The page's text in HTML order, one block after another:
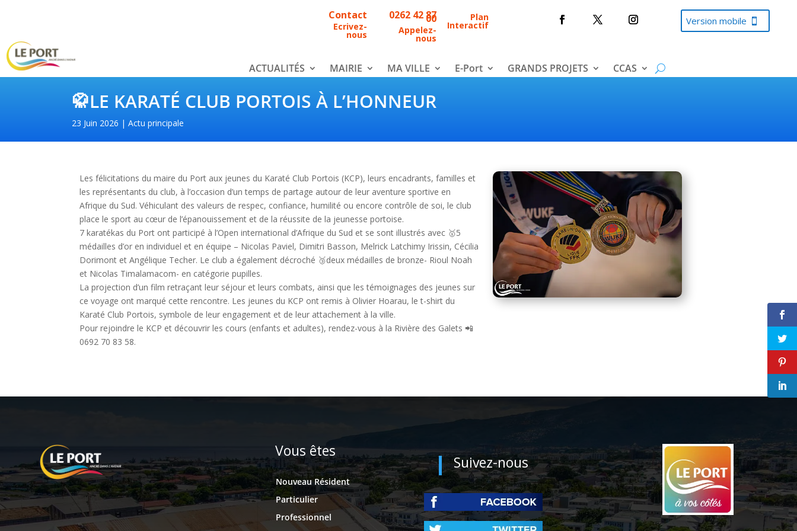
Contact
Ecrivez-
nous
0262 42 87
00
Appelez-
nous
Plan
Interactif Version mobile
ACTUALITÉS MAIRIE MA VILLE E-Port GRANDS PROJETS CCAS
🥋LE KARATÉ CLUB PORTOIS À L’HONNEUR
23 Juin 2026 Actu principale
Les félicitations du maire du Port aux jeunes du Karaté Club Portois (KCP), leurs encadrants, familles et
les représentants du club, à l’occasion d’un temps de partage autour de leur aventure sportive en
Afrique du Sud. Véhiculant des valeurs de respec, confiance, humilité ou encore contrôle de soi, le club
place le sport au cœur de l’épanouissement et de la réussite de la jeunesse portoise.
7 karatékas du Port ont participé à l’Open international d’Afrique du Sud et se sont illustrés avec 🥇5
médailles d’or en individuel et en équipe – Nicolas Paviel, Dimitri Basson, Melrick Latchimy Irissin, Cécilia
Dorimont et Angélique Techer. Le club a également décroché 🥉deux médailles de bronze- Rioul Noah
et Nicolas Timalamacom- en catégorie pupilles.
La projection d’un film retraçant leur séjour et leurs combats, ainsi que les témoignages des jeunes sur
ce voyage ont marqué cette rencontre. Les jeunes du KCP ont remis à Olivier Hoarau, le t-shirt du
Karaté Club Portois, symbole de leur engagement et de leur attachement à la ville.
Pour rejoindre le KCP et découvrir les cours (enfants et adultes), rendez-vous à la Rivière des Galets 📲
0692 70 83 58.
Vous êtes
Nouveau Résident
Particulier
Professionnel
Suivez-nous